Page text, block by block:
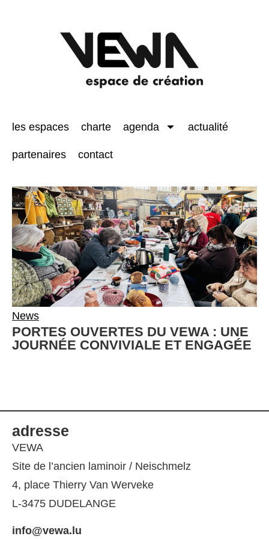
les espaces charte agenda actualité
partenaires contact
News
PORTES OUVERTES DU VEWA : UNE
JOURNÉE CONVIVIALE ET ENGAGÉE
adresse
VEWA
Site de l’ancien laminoir / Neischmelz
4, place Thierry Van Werveke
L-3475 DUDELANGE
info@vewa.lu